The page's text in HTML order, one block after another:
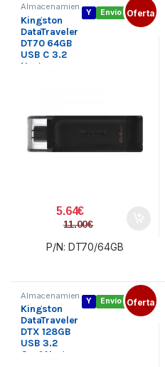
Envío gratis
Y Oferta
Almacenamien
to externo
Pendrive USB
Tipo C,
Periféricos
Kingston
DataTraveler
DT70 64GB
USB C 3.2
Negro
5.64€
11.00€
P/N: DT70/64GB
Envío gratis
Y Oferta
Almacenamien
to externo
Pendrive USB
3.X,Periféricos
Kingston
DataTraveler
DTX 128GB
USB 3.2
Gen1 Negro